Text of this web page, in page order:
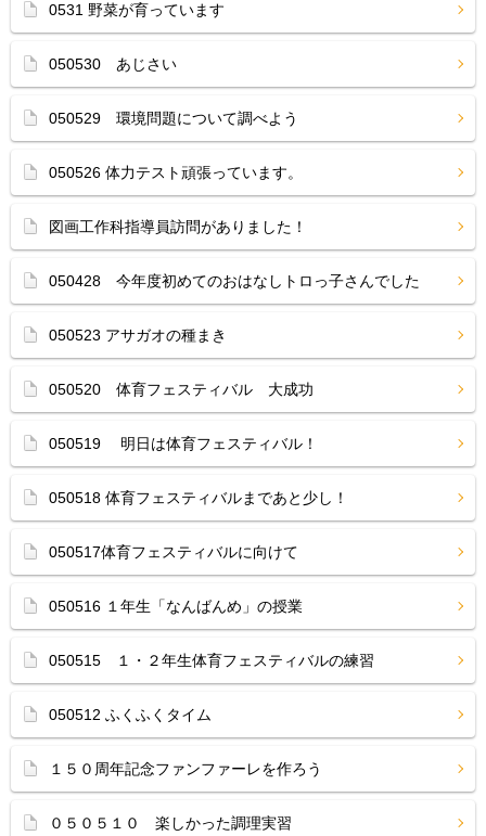
0531 野菜が育っています
050530 あじさい
050529 環境問題について調べよう
050526 体力テスト頑張っています。
図画工作科指導員訪問がありました！
050428 今年度初めてのおはなしトロっ子さんでした
050523 アサガオの種まき
050520 体育フェスティバル 大成功
050519 明日は体育フェスティバル！
050518 体育フェスティバルまであと少し！
050517体育フェスティバルに向けて
050516 １年生「なんばんめ」の授業
050515 １・２年生体育フェスティバルの練習
050512 ふくふくタイム
１５０周年記念ファンファーレを作ろう
０５０５１０ 楽しかった調理実習